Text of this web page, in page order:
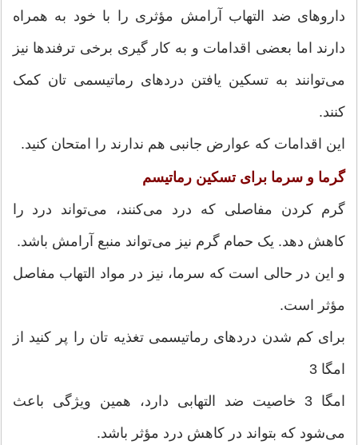
داروهای ضد التهاب آرامش مؤثری را با خود به همراه
دارند اما بعضی اقدامات و به کار گیری برخی ترفندها نیز
می‌توانند به تسکین یافتن دردهای رماتیسمی تان کمک
کنند.
این اقدامات که عوارض جانبی هم ندارند را امتحان کنید.
گرما و سرما برای تسکین رماتیسم
گرم کردن مفاصلی که درد می‌کنند، می‌تواند درد را
کاهش دهد. یک حمام گرم نیز می‌تواند منبع آرامش باشد.
و این در حالی است که سرما، نیز در مواد التهاب مفاصل
مؤثر است.
برای کم شدن دردهای رماتیسمی تغذیه تان را پر کنید از
امگا 3
امگا 3 خاصیت ضد التهابی دارد، همین ویژگی باعث
می‌شود که بتواند در کاهش درد مؤثر باشد.